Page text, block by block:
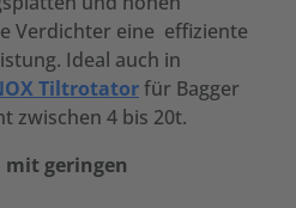
Verdichter eine effiziente
Ideal auch in
Tiltrotatorfür Bagger
zwischen 4 bis 20t.
mit geringen